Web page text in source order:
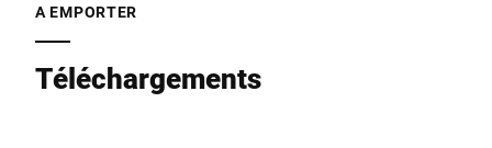
A EMPORTER
Téléchargements